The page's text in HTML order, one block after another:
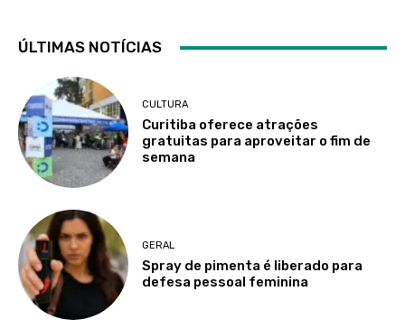
ÚLTIMAS NOTÍCIAS
CULTURA
Curitiba oferece atrações
gratuitas para aproveitar o fim de
semana
GERAL
Spray de pimenta é liberado para
defesa pessoal feminina